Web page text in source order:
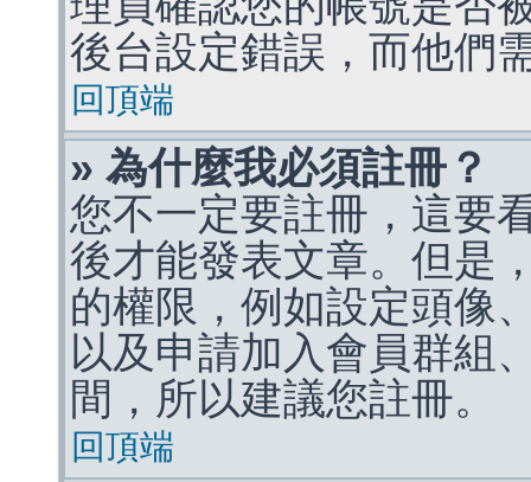
後台設定錯誤，而他們
回頂端
» 為什麼我必須註冊？
您不一定要註冊，這要
後才能發表文章。但是
的權限，例如設定頭像
以及申請加入會員群組
間，所以建議您註冊。
回頂端